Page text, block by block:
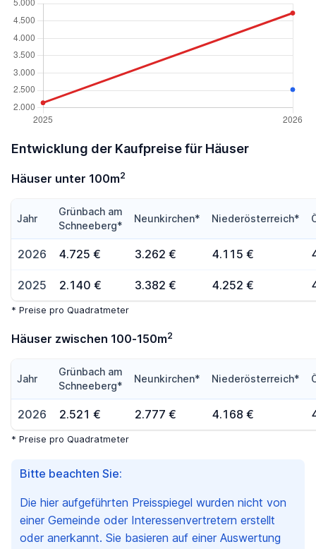
Bitte beachten Sie:
Die hier aufgeführten Preisspiegel wurden nicht von
einer Gemeinde oder Interessenvertretern erstellt
oder anerkannt. Sie basieren auf einer Auswertung
Entwicklung der Kaufpreise für Häuser
Häuser unter 100m2
Jahr
Grünbach am
Schneeberg*
Neunkirchen* Niederösterreich*
2026 4.725 € 3.262 € 4.115 €
2025 2.140 € 3.382 € 4.252 €
* Preise pro Quadratmeter
Häuser zwischen 100-150m2
Jahr
Grünbach am
Schneeberg*
Neunkirchen* Niederösterreich*
2026 2.521 € 2.777 € 4.168 €
* Preise pro Quadratmeter